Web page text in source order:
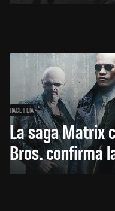
HACE 1 DÍA
La saga Matrix
Bros. confirma